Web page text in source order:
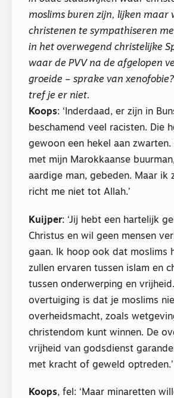
moslims buren zijn, lijken maar
christenen te sympathiseren
in het overwegend christelijke
waar de PVV na de afgelopen
groeide – sprake van
tref je er niet.
Koops: ‘Inderdaad, er zijn in
beschamend veel racisten. Die
gewoon een hekel aan
met mijn Marokkaanse
aardige man, gebeden. Maar ik
richt me niet tot Allah.’
Kuijper: ‘Jij hebt een hartelijk
Christus en wil geen mensen
gaan. Ik hoop ook dat moslims
zullen ervaren tussen islam en
tussen onderwerping en
overtuiging is dat je moslims
overheidsmacht, zoals
christendom kunt winnen. De
vrijheid van godsdienst
met kracht of geweld optreden.’
Koops, fel: ‘Maar minaretten